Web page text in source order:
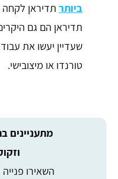
ביותר תדיראן לקחה
תדיראן הם גם
שעדיין יעשו את
טורנדו או מיצובישי.
מתעניינים
השאירו